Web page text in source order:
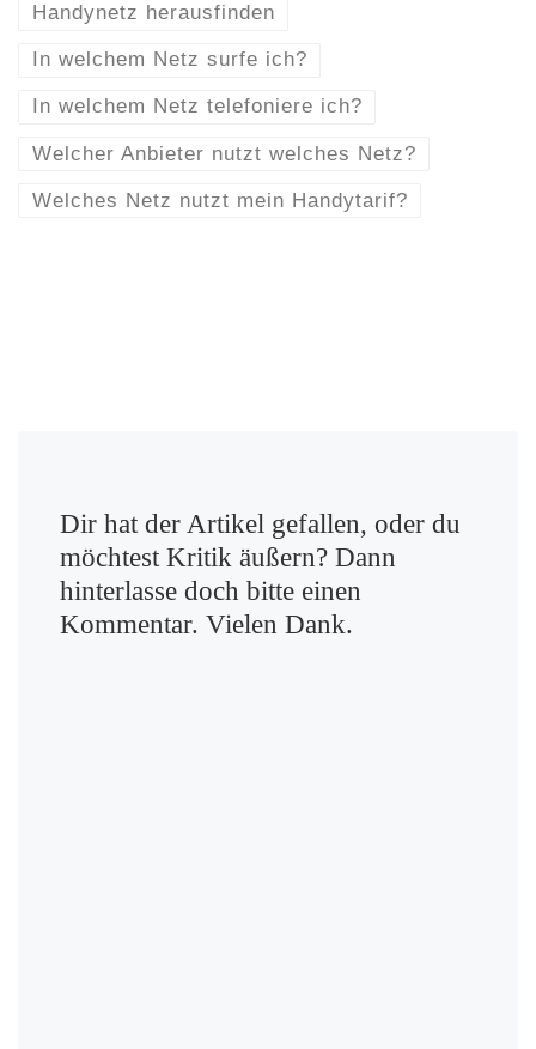
Handynetz herausfinden
In welchem Netz surfe ich?
In welchem Netz telefoniere ich?
Welcher Anbieter nutzt welches Netz?
Welches Netz nutzt mein Handytarif?
Dir hat der Artikel gefallen, oder du
möchtest Kritik äußern? Dann
hinterlasse doch bitte einen
Kommentar. Vielen Dank.